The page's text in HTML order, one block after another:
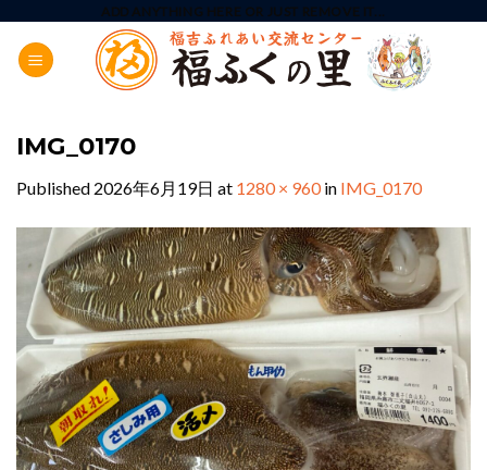
content
ADD ANYTHING HERE OR JUST REMOVE IT...
IMG_0170
Published 2026年6月19日 at 1280 × 960in IMG_0170